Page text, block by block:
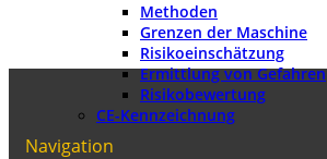
Methoden
Grenzen der Maschine
Risikoeinschätzung
Ermittlung von Gefahren
Risikobewertung
CE-Kennzeichnung
Navigation